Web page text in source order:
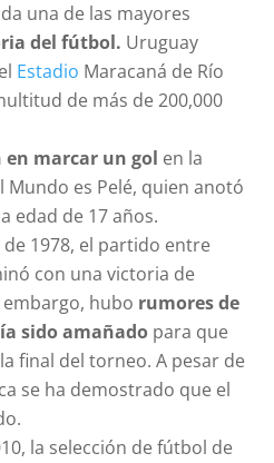
una de las mayores
del fútbol. Uruguay
Estadio Maracaná de Río
de más de 200,000
en marcar un gol en la
Mundo es Pelé, quien anotó
edad de 17 años.
1978, el partido entre
con una victoria de
hubo rumores de
sido amañado para que
final del torneo. A pesar de
se ha demostrado que el
la selección de fútbol de